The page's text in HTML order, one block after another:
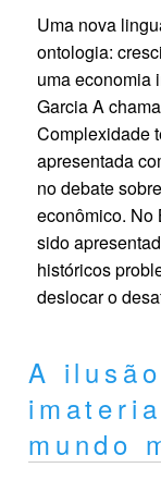
Uma nova
ontologia:
uma economia
Garcia A
Complexidade
apresentada
no debate
econômico. No
sido
históricos
deslocar o
A
mundo